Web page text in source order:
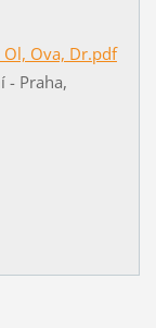
Ol, Ova, Dr.pdf
- Praha,